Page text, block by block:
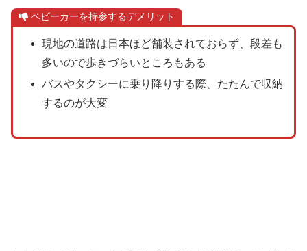
ベビーカーを持参するデメリット
現地の道路は日本ほど舗装されておらず、段差も
多いので歩きづらいところもある
バスやタクシーに乗り降りする際、たたんで収納
するのが大変